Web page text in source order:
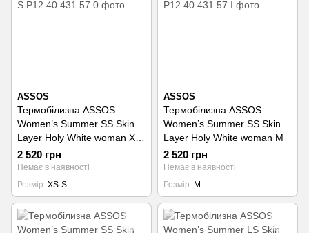
ASSOS
Термобілизна ASSOS
Women’s Summer SS Skin
Layer Holy White woman XS-
S
2 520 грн
Немає в наявності
Розмір XS-S
ASSOS
Термобілизна ASSOS
Women’s Summer SS Skin
Layer Holy White woman M
2 520 грн
Немає в наявності
Розмір
M